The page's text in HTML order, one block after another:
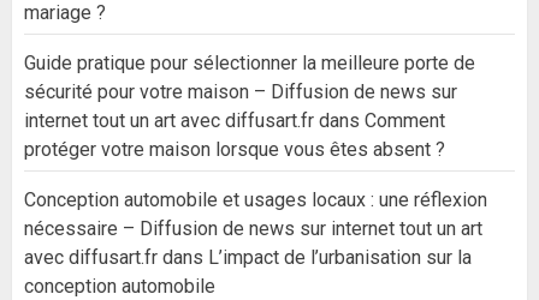
mariage ?
Guide pratique pour sélectionner la meilleure porte de
sécurité pour votre maison – Diffusion de news sur
internet tout un art avec diffusart.fr dans Comment
protéger votre maison lorsque vous êtes absent ?
Conception automobile et usages locaux : une réflexion
nécessaire – Diffusion de news sur internet tout un art
avec diffusart.fr dans L’impact de l’urbanisation sur la
conception automobile